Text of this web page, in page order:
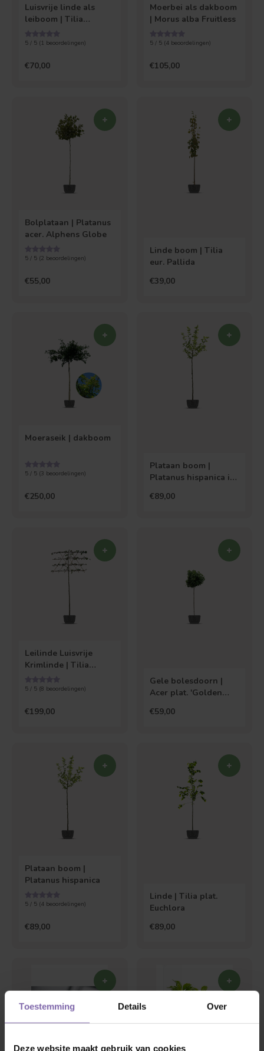
Toestemming Details Over
Deze website maakt gebruik van cookies
Luisvrije linde als
leiboom | Tilia
5 / 5 (1 beoordelingen)
€70,00
Moerbei als dakboom
| Morus alba Fruitless
5 / 5 (4beoordelingen)
€105,00
Bolplataan | Platanus
acer. Alphens Globe
5 / 5 (2 beoordelingen)
€55,00
Linde boom | Tilia
eur. Pallida
€39,00
Moeraseik | dakboom
5 / 5 (3 beoordelingen)
€250,00
Plataan boom |
Platanus hispanica in
€89,00
Leilinde Luisvrije
Krimlinde | Tilia
5 / 5 (8 beoordelingen)
€199,00
Gele bolesdoorn |
Acer plat. 'Golden
€59,00
Plataan boom |
Platanus hispanica
5 / 5 (4 beoordelingen)
€89,00
Linde | Tilia plat.
Euchlora
€89,00